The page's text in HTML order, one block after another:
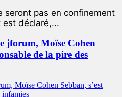
seront pas en confinement
est déclaré,...
jforum, Moïse Cohen
de la pire des